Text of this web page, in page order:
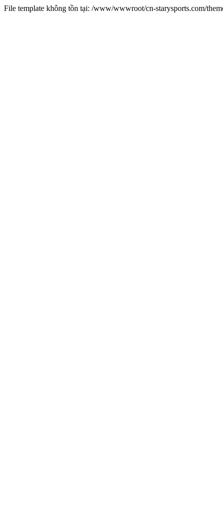
File template không tồn tại: /www/wwwroot/cn-starysports.com/